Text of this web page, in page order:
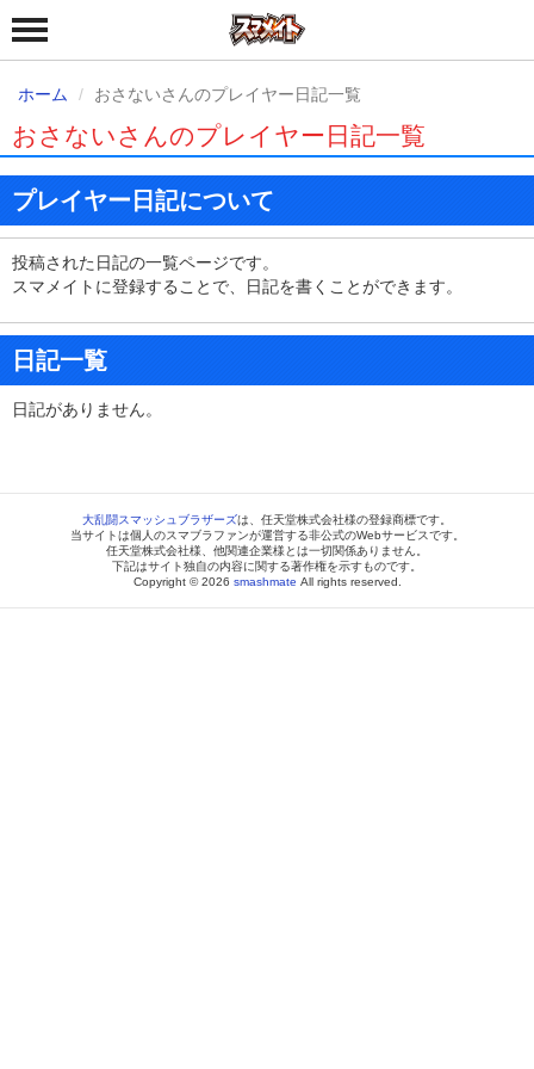
ホーム おさないさんのプレイヤー日記一覧
おさないさんのプレイヤー日記一覧
プレイヤー日記について
投稿された日記の一覧ページです。
スマメイトに登録することで、日記を書くことができます。
日記一覧
日記がありません。
大乱闘スマッシュブラザーズは、任天堂株式会社様の登録商標です。
当サイトは個人のスマブラファンが運営する非公式のWebサービスです。
任天堂株式会社様、他関連企業様とは一切関係ありません。
下記はサイト独自の内容に関する著作権を示すものです。
Copyright © 2026 smashmate All rights reserved.